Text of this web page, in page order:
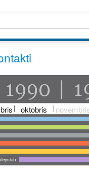
oktobris